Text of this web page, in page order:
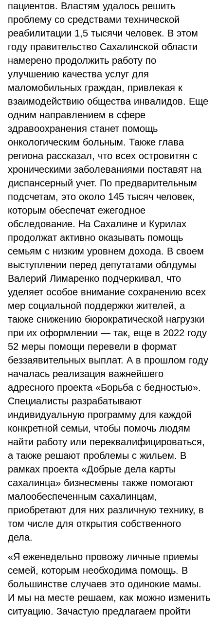
пациентов. Властям удалось решить
проблему со средствами технической
реабилитации 1,5 тысячи человек. В этом
году правительство Сахалинской области
намерено продолжить работу по
улучшению качества услуг для
маломобильных граждан, привлекая к
взаимодействию общества инвалидов. Еще
одним направлением в сфере
здравоохранения станет помощь
онкологическим больным. Также глава
региона рассказал, что всех островитян с
хроническими заболеваниями поставят на
диспансерный учет. По предварительным
подсчетам, это около 145 тысяч человек,
которым обеспечат ежегодное
обследование. На Сахалине и Курилах
продолжат активно оказывать помощь
семьям с низким уровнем дохода. В своем
выступлении перед депутатами облдумы
Валерий Лимаренко подчеркивал, что
уделяет особое внимание сохранению всех
мер социальной поддержки жителей, а
также снижению бюрократической нагрузки
при их оформлении — так, еще в 2022 году
52 меры помощи перевели в формат
беззаявительных выплат. А в прошлом году
началась реализация важнейшего
адресного проекта «Борьба с бедностью».
Специалисты разрабатывают
индивидуальную программу для каждой
конкретной семьи, чтобы помочь людям
найти работу или переквалифицироваться,
а также решают проблемы с жильем. В
рамках проекта «Добрые дела карты
сахалинца» бизнесмены также помогают
малообеспеченным сахалинцам,
приобретают для них различную технику, в
том числе для открытия собственного
дела.
«Я еженедельно провожу личные приемы
семей, которым необходима помощь. В
большинстве случаев это одинокие мамы.
И мы на месте решаем, как можно изменить
ситуацию. Зачастую предлагаем пройти